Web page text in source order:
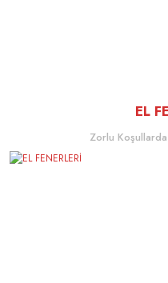
EL
Zorlu Koşullarda